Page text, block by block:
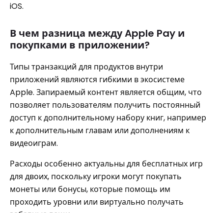
iOS.
В чем разница между Apple Pay и
покупками в приложении?
Типы транзакций для продуктов внутри
приложений являются гибкими в экосистеме
Apple. Запираемый контент является общим, что
позволяет пользователям получить постоянный
доступ к дополнительному набору книг, например
к дополнительным главам или дополнениям к
видеоиграм.
Расходы особенно актуальны для бесплатных игр
для двоих, поскольку игроки могут покупать
монеты или бонусы, которые помощь им
проходить уровни или виртуально получать